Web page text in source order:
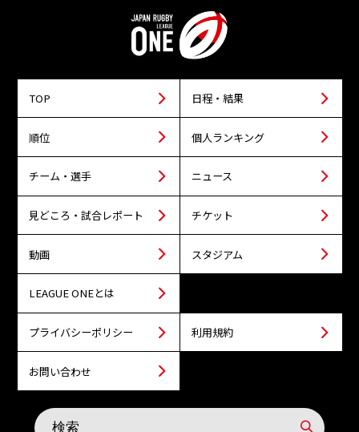
TOP 日程・結果
順位 個人ランキング
チーム・選手 ニュース
見どころ・試合レポート チケット
動画 スタジアム
LEAGUE ONEとは
プライバシーポリシー 利用規約
お問い合わせ